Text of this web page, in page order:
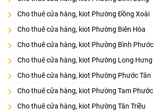
Cho thuê cửa hàng, kiot Phường Đồng Xoài
Cho thuê cửa hàng, kiot Phường Biên Hòa
Cho thuê cửa hàng, kiot Phường Bình Phước
Cho thuê cửa hàng, kiot Phường Long Hưng
Cho thuê cửa hàng, kiot Phường Phước Tân
Cho thuê cửa hàng, kiot Phường Tam Phước
Cho thuê cửa hàng, kiot Phường Tân Triều